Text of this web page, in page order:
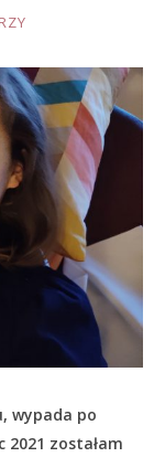
wypada po
2021 zostałam